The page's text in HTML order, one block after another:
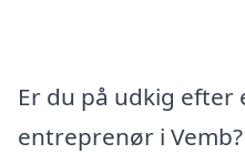
Er du på udkig efter
entreprenør i